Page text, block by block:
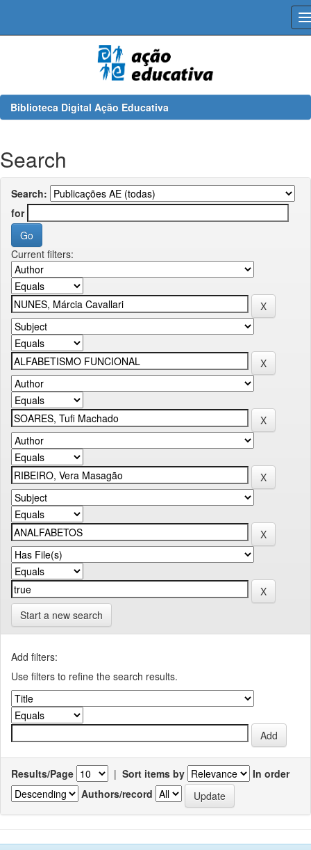
Biblioteca Digital Ação Educativa
Search
Search:
for
Current filters:
Start a new search
Add filters:
Use filters to refine the search results.
Results/Page | Sort items by
In order
Authors/record